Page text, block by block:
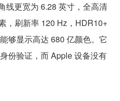
线更宽为 6.28 英寸，全高清
，刷新率 120 Hz，HDR10+
够显示高达 680 亿颜色。它
份验证，而 Apple 设备没有